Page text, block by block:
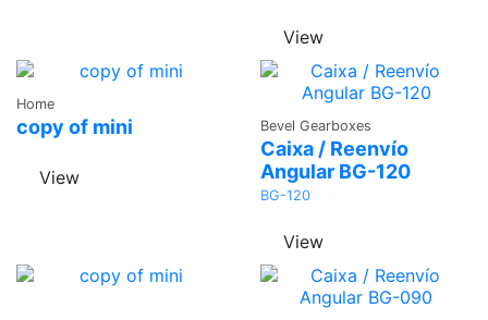
View
Ask a
Quote
Home
copy of mini
View
Quote
Bevel Gearboxes
Caixa / Reenvío
Angular BG-120
BG-120
View